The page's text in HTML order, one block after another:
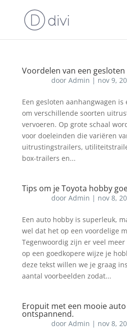
Voordelen van een
door Admin | nov 9,
Een gesloten aanhangwagen
om verschillende soorten
vervoeren. Op grote schaal
voor doeleinden die variëren
uitrustingstrailers,
box-trailers en...
Tips om je Toyota hobby
door Admin | nov 8,
Een auto hobby is superleuk,
wel dat het op een voordelige
Tegenwoordig zijn er veel
op een goedkopere wijze je
deze tekst willen we je graag
aantal voorbeelden zodat...
Eropuit met een mooie
ontspannend.
door Admin | nov 8,